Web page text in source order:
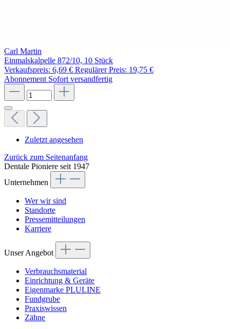
Carl Martin
Einmalskalpelle 872/10, 10 Stück
Verkaufspreis: 6,69 € Regulärer Preis: 19,75 €
Abonnement Sofort versandfertig
Zuletzt angesehen
Zurück zum Seitenanfang
Dentale Pioniere seit 1947
Unternehmen
Wer wir sind
Standorte
Pressemitteilungen
Karriere
Unser Angebot
Verbrauchsmaterial
Einrichtung & Geräte
Eigenmarke PLULINE
Fundgrube
Praxiswissen
Zähne